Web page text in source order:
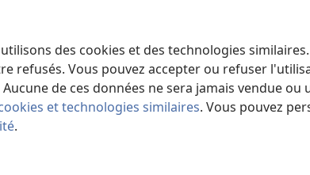
des cookies et des technologies
refusés. Vous pouvez accepter ou refuser
de ces données ne sera jamais vendue ou
et technologies similaires. Vous pouvez
.